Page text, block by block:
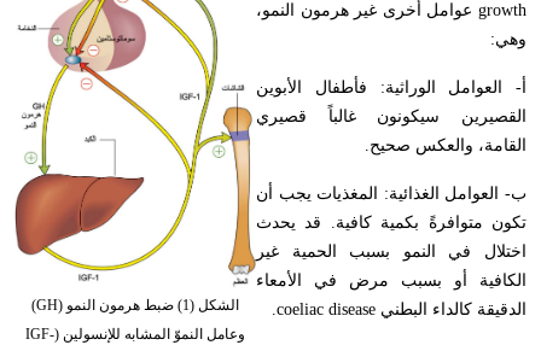
الشكل (1) ضبط هرمون النمو (GH)
وعامل النموّ المشابه للإنسولين (IGF-
growth عوامل أخرى غير هرمون النمو،
وهي:
أ- العوامل الوراثية: فأطفال الأبوين
القصيرين سيكونون غالباً قصيري
القامة، والعكس صحيح.
ب- العوامل الغذائية: المغذيات يجب أن
تكون متوافرةً بكمية كافية. قد يحدث
اختلال في النمو بسبب الحمية غير
الكافية أو بسبب مرض في الأمعاء
الدقيقة كالداء البطني coeliac disease
.